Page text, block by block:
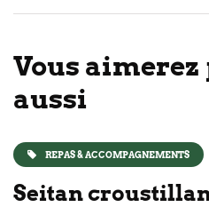
Vous
aussi
REPAS & ACCOMPAGNEMENTS
Seitan